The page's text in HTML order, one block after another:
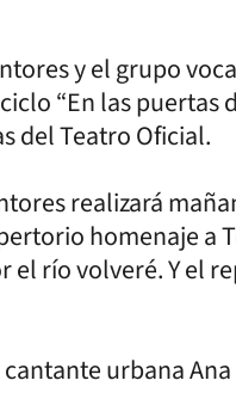
y el grupo
“En las puertas
del Teatro Oficial.
realizará
homenaje a
el río volveré. Y el
urbana